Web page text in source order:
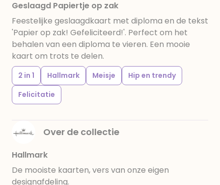
Geslaagd Papiertje op zak
Feestelijke geslaagdkaart met diploma en de tekst
'Papier op zak! Gefeliciteerd!'. Perfect om het
behalen van een diploma te vieren. Een mooie
kaart om trots te delen.
2 in 1 Hallmark Meisje
Hip en trendy
Felicitatie
Over de collectie
Hallmark
De mooiste kaarten, vers van onze eigen
designafdeling.